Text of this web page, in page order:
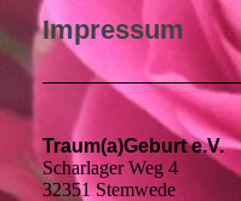
Impressum
Traum(a)Geburt e.V.
Scharlager Weg 4
32351 Stemwede